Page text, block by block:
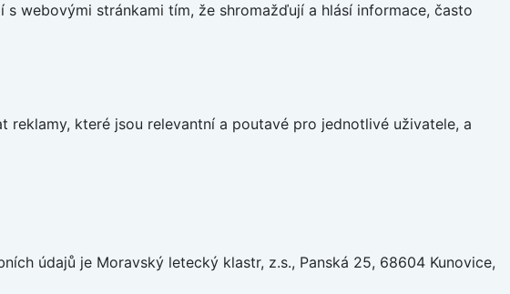
webovými stránkami tím, že shromažďují a hlásí informace, často
které jsou relevantní a poutavé pro jednotlivé uživatele, a
údajů je Moravský letecký klastr, z.s., Panská 25, 68604 Kunovice,